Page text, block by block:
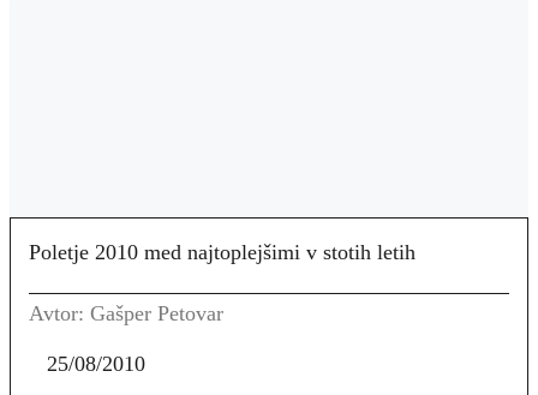
Poletje 2010 med najtoplejšimi v stotih letih
Avtor: Gašper Petovar
25/08/2010